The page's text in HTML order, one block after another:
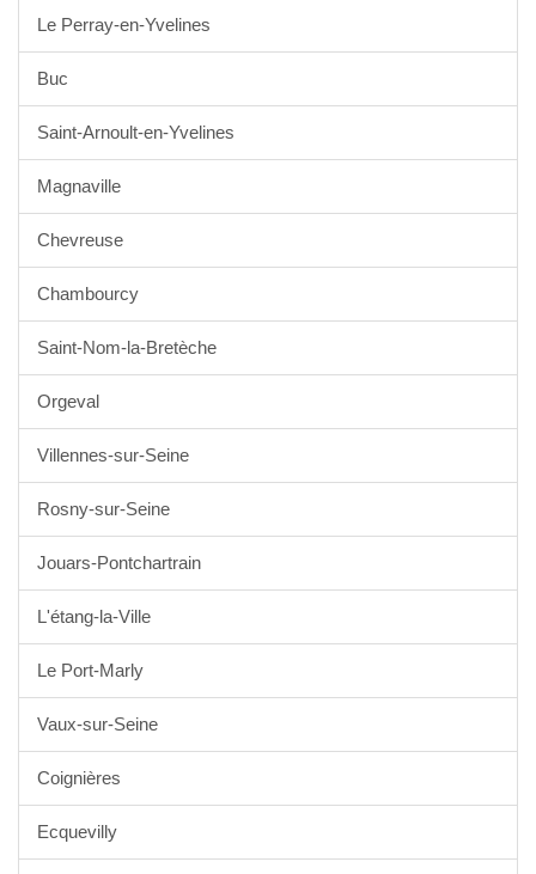
Le Perray-en-Yvelines
Buc
Saint-Arnoult-en-Yvelines
Magnaville
Chevreuse
Chambourcy
Saint-Nom-la-Bretèche
Orgeval
Villennes-sur-Seine
Rosny-sur-Seine
Jouars-Pontchartrain
L'étang-la-Ville
Le Port-Marly
Vaux-sur-Seine
Coignières
Ecquevilly